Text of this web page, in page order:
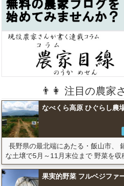
👨👩 注目の農家
なべくら高原 ひぐらし農
長野県の最北端にあたる・飯山市、
な土壌で5月～11月末位まで 野菜を収
果実的野菜 フルベジファ